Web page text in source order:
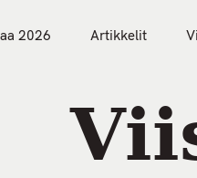
2026 Artikkelit